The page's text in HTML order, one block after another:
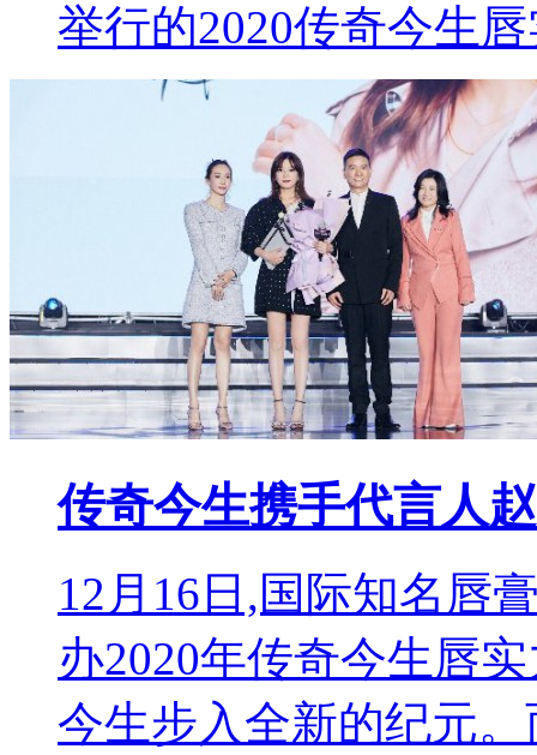
举行的2020传奇今生
传奇今生携手代言人
12月16日,国际知名唇
办2020年传奇今生唇
今生步入全新的纪元